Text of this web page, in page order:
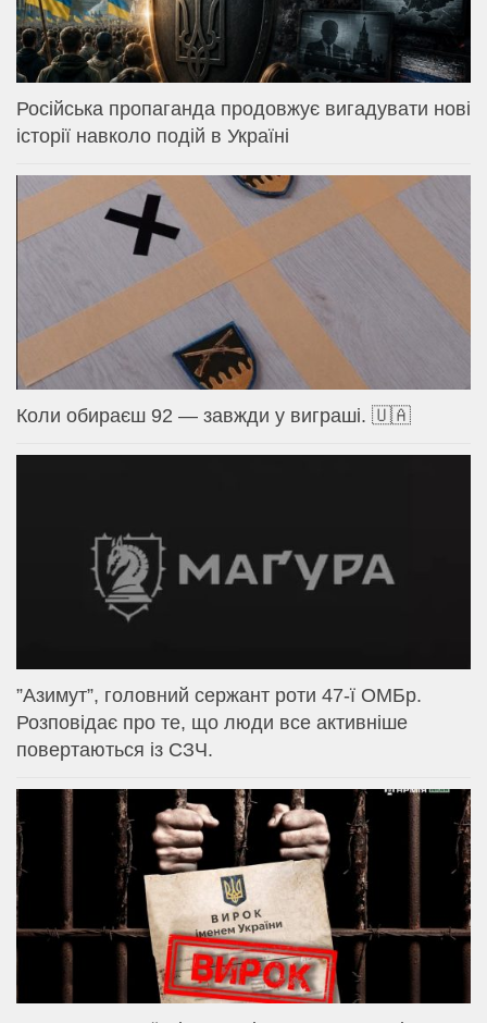
Російська пропаганда продовжує вигадувати нові
історії навколо подій в Україні
Коли обираєш 92 — завжди у виграші. 🇺🇦
⁨”Азимут”, головний сержант роти 47-ї ОМБр.
Розповідає про те, що люди все активніше
повертаються із СЗЧ.